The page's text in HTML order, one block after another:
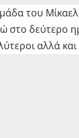
του
στο δεύτερο
αλλά